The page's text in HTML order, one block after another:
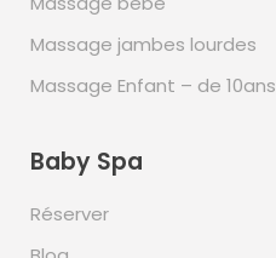
Massage jambes lourdes
Massage Enfant – de 10ans
Baby Spa
Réserver